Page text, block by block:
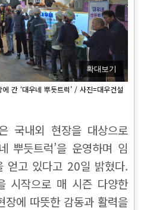
확대보기
간 ‘대우네 뿌듯트럭’ / 사진=대우건설
국내외 현장을 대상으로
뿌듯트럭’을 운영하며 임
얻고 있다고 20일 밝혔다.
시작으로 매 시즌 다양한
장에 따뜻한 감동과 활력을